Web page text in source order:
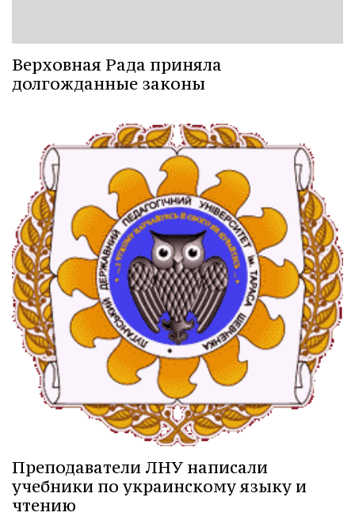
Верховная Рада приняла
долгожданные законы
Преподаватели ЛНУ написали
учебники по украинскому языку и
чтению